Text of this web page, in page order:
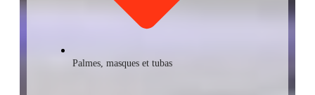
Palmes, masques et tubas